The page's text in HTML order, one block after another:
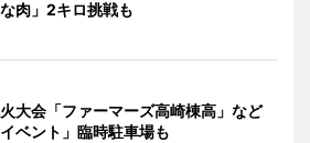
肉」2キロ挑戦も
大会「ファーマーズ高崎棟高」など
イベント」臨時駐車場も